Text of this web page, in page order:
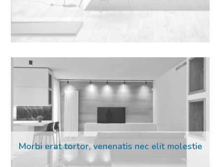
Morbi erat tortor, venenatis nec elit molestie